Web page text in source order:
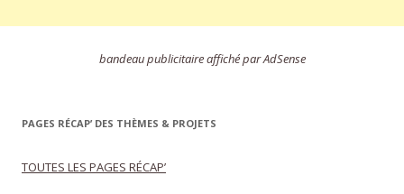
bandeau publicitaire affiché par AdSense
PAGES RÉCAP’ DES THÈMES & PROJETS
TOUTES LES PAGES RÉCAP’